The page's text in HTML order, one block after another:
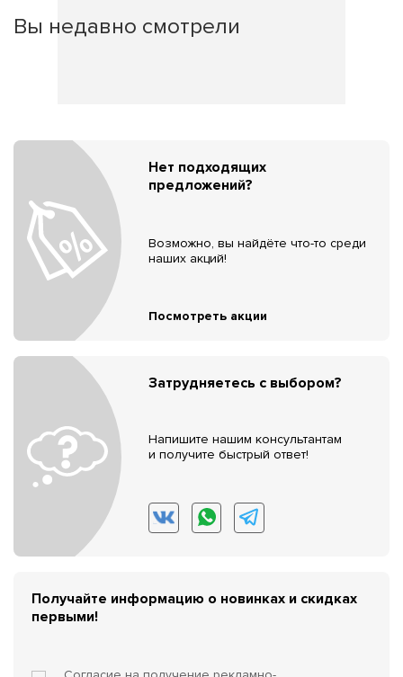
Вы недавно смотрели
Нет подходящих
предложений?
Возможно, вы найдёте что-то среди
наших акций!
Посмотреть акции
Затрудняетесь с выбором?
Напишите нашим консультантам
и получите быстрый ответ!
Получайте информацию о новинках и скидках
первыми!